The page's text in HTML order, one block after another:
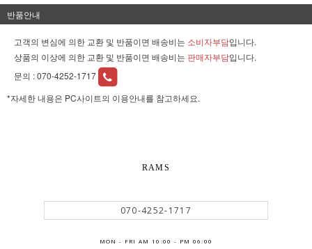
반품안내
고객의 변심에 의한 교환 및 반품이면 배송비는 소비자부담입니다.
상품의 이상에 의한 교환 및 반품이면 배송비는 판매자부담입니다.
문의 :070-4252-1717
*자세한 내용은 PC사이트의 이용안내를 참고하세요.
RAMS
070-4252-1717
MON - FRI AM 10:00 - PM 06:00